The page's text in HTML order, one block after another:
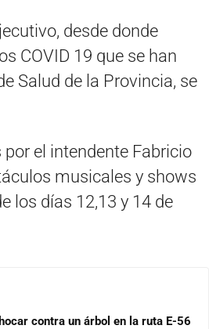
desde donde
COVID 19 que se han
Salud de la Provincia, se
el intendente Fabricio
musicales y shows
los días 12,13 y 14 de
contra un árbol en la ruta E-56